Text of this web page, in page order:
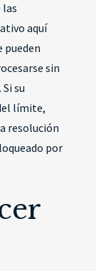
aquí
pueden
sin
su
límite,
resolución
por